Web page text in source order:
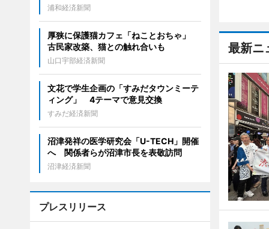
最新ニ
浦和経済新聞
厚狭に保護猫カフェ「ねことおちゃ」
古民家改築、猫との触れ合いも
山口宇部経済新聞
文花で学生企画の「すみだタウンミーテ
ィング」 4テーマで意見交換
すみだ経済新聞
沼津発祥の医学研究会「U-TECH」開催
へ 関係者らが沼津市長を表敬訪問
沼津経済新聞
プレスリリース